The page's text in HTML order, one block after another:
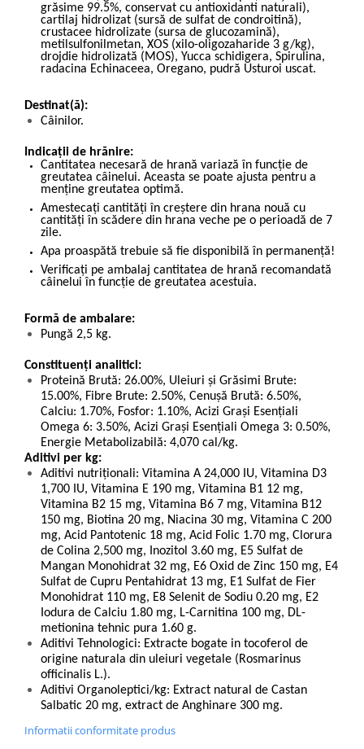
grăsime 99.5%, conservat cu antioxidanti naturali),
cartilaj hidrolizat (sursă de sulfat de condroitină),
crustacee hidrolizate (sursa de glucozamină),
metilsulfonilmetan, XOS (xilo-oligozaharide 3 g/kg),
drojdie hidrolizată (MOS), Yucca schidigera, Spirulina,
radacina Echinaceea, Oregano, pudră Usturoi uscat.
Destinat(ă):
Câinilor.
Indicații de hrănire:
Cantitatea necesară de hrană variază în funcție de
greutatea câinelui. Aceasta se poate ajusta pentru a
menține greutatea optimă.
Amestecați cantități în creștere din hrana nouă cu
cantități în scădere din hrana veche pe o perioadă de 7
zile.
Apa proaspătă trebuie să fie disponibilă în permanență!
Verificați pe ambalaj cantitatea de hrană recomandată
câinelui în funcție de greutatea acestuia.
Formă de ambalare:
Pungă 2,5 kg.
Constituenți analitici:
Proteină Brută: 26.00%, Uleiuri și Grăsimi Brute:
15.00%, Fibre Brute: 2.50%, Cenușă Brută: 6.50%,
Calciu: 1.70%, Fosfor: 1.10%, Acizi Grași Esențiali
Omega 6: 3.50%, Acizi Grași Esențiali Omega 3: 0.50%,
Energie Metabolizabilă: 4,070 cal/kg.
Aditivi per kg:
Aditivi nutriţionali: Vitamina A 24,000 IU, Vitamina D3
1,700 IU, Vitamina E 190 mg, Vitamina B1 12 mg,
Vitamina B2 15 mg, Vitamina B6 7 mg, Vitamina B12
150 mg, Biotina 20 mg, Niacina 30 mg, Vitamina C 200
mg, Acid Pantotenic 18 mg, Acid Folic 1.70 mg, Clorura
de Colina 2,500 mg, Inozitol 3.60 mg, E5 Sulfat de
Mangan Monohidrat 32 mg, E6 Oxid de Zinc 150 mg, E4
Sulfat de Cupru Pentahidrat 13 mg, E1 Sulfat de Fier
Monohidrat 110 mg, E8 Selenit de Sodiu 0.20 mg, E2
Iodura de Calciu 1.80 mg, L-Carnitina 100 mg, DL-
metionina tehnic pura 1.60 g.
Aditivi Tehnologici: Extracte bogate in tocoferol de
origine naturala din uleiuri vegetale (Rosmarinus
officinalis L.).
Aditivi Organoleptici/kg: Extract natural de Castan
Salbatic 20 mg, extract de Anghinare 300 mg.
Informatii conformitate produs